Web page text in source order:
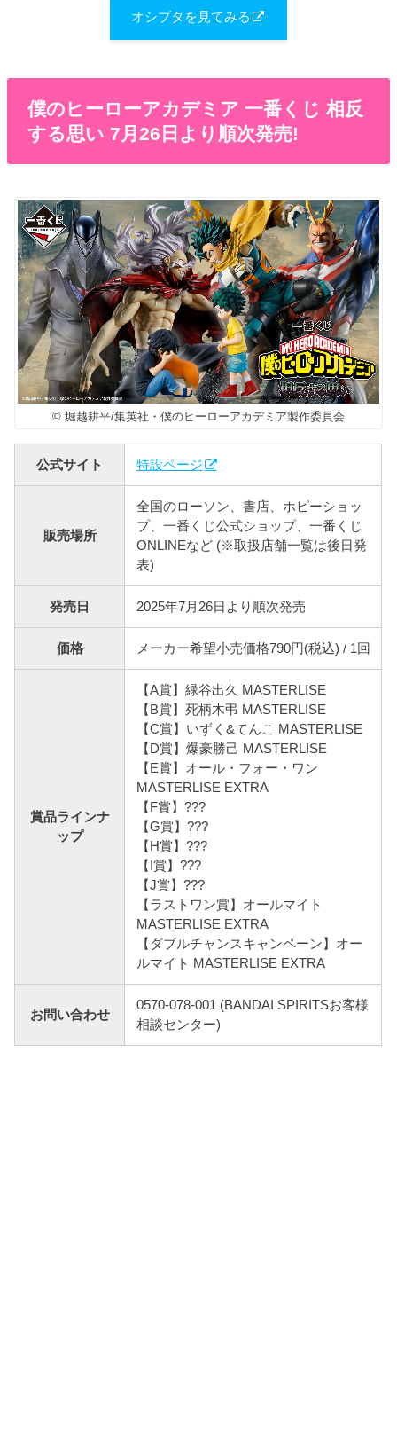
オシブタを見てみる
僕のヒーローアカデミア 一番くじ 相反
する思い 7月26日より順次発売!
© 堀越耕平/集英社・僕のヒーローアカデミア製作委員会
公式サイト 特設ページ
販売場所
全国のローソン、書店、ホビーショッ
プ、一番くじ公式ショップ、一番くじ
ONLINEなど (※取扱店舗一覧は後日発
表)
発売日 2025年7月26日より順次発売
価格 メーカー希望小売価格790円(税込) / 1回
賞品ラインナ
ップ
【A賞】緑谷出久 MASTERLISE
【B賞】死柄木弔 MASTERLISE
【C賞】いずく&てんこ MASTERLISE
【D賞】爆豪勝己 MASTERLISE
【E賞】オール・フォー・ワン
MASTERLISE EXTRA
【F賞】???
【G賞】???
【H賞】???
【I賞】???
【J賞】???
【ラストワン賞】オールマイト
MASTERLISE EXTRA
【ダブルチャンスキャンペーン】オー
ルマイト MASTERLISE EXTRA
お問い合わせ
0570-078-001 (BANDAI SPIRITSお客様
相談センター)